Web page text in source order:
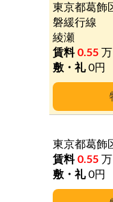
東京都葛飾
磐緩行線
綾瀬
0.55
0円
東京都葛飾
0.55
0円